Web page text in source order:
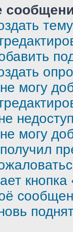
могу
могу